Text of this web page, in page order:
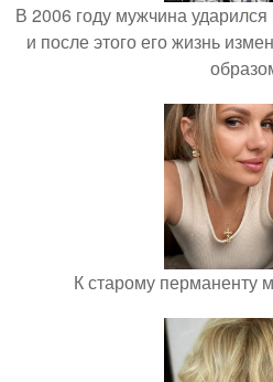
В 2006 году мужчина
и после этого его жизнь
К старому перманенту